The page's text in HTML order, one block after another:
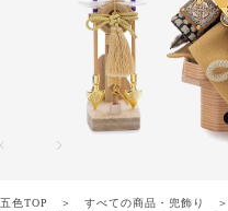
五色TOP すべての商品 ・ 兜飾り